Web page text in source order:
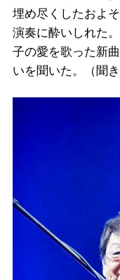
埋め尽くしたおよ
演奏に酔いしれた
子の愛を歌った新
いを聞いた。（聞